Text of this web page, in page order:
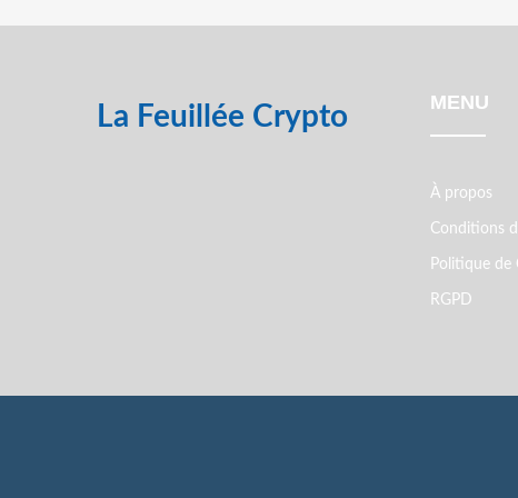
La Feuillée Crypto MENU
À propos
Conditions
Politique de
RGPD